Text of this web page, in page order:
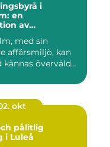
i
en
av
service
med sin
affärsmiljö, kan
överväld...
okt
pålitlig
i Luleå